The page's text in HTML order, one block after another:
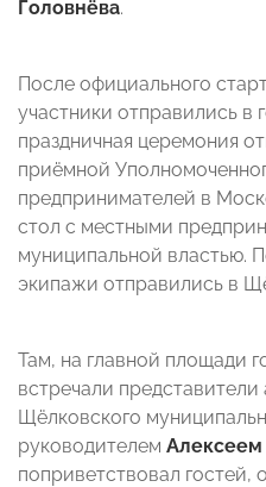
Головнёва.
После официального
участники отправились в
праздничная церемония
приёмной
предпринимателей в
стол с местными
муниципальной властью.
экипажи отправились в
Там, на главной площади
встречали
Щёлковского
руководителем
поприветствовал гостей,